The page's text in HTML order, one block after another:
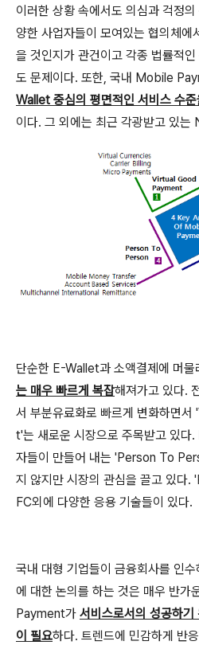
이러한 상황 속에서도 의심과 걱정
양한 사업자들이 모여있는 협의체에
을 것인지가 관건이고 각종 법률적인
도 문제이다. 또한, 국내 Mobile
Wallet 중심의 평면적인 서비스 수
이다. 그 외에는 최근 각광받고 있는
단순한 E-Wallet과 소액결제에 머물
는 매우 빠르게 복잡해져가고 있다.
서 부분유료화로 빠르게 변화하면
t'는 새로운 시장으로 주목받고 있다
자들이 만들어 내는 'Person To
지 않지만 시장의 관심을 끌고 있
FC외에 다양한 응용 기술들이 있다.
국내 대형 기업들이 금융회사를 인
에 대한 논의를 하는 것은 매우 반
Payment가 서비스로서의 성공하
이 필요하다. 트렌드에 민감하게 반